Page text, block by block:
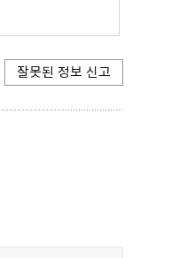
잘못된 정보 신고